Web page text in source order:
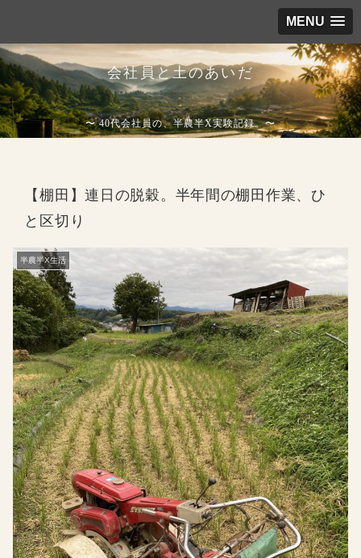
MENU
会社員と土のあいだ
〜 40代会社員の、半農半X実験記録。〜
【棚田】連日の脱穀。半年間の棚田作業、ひ
と区切り
半農半X生活